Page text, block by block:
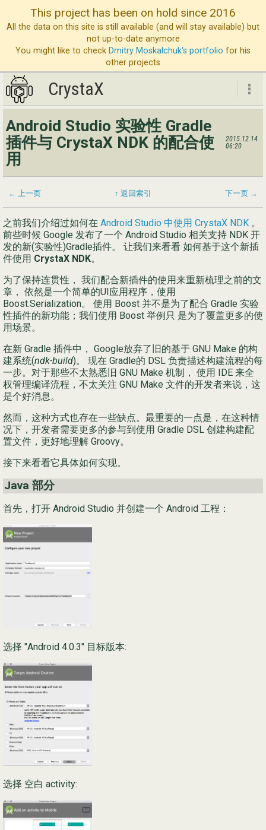
This project has been on hold since 2016
All the data on this site is still available (and will stay available) but
not up-to-date anymore
You might like to check Dmitry Moskalchuk's portfolio for his
other projects
CrystaX
服
公
简
CrystaX
Android Studio 实验性 Gradle
插件与 CrystaX NDK 的配合使
用
2015.12.14
06:20
← 上一页 ↑ 返回索引 下一页 →
之前我们介绍过如何在 Android Studio 中使用 CrystaX NDK 。
前些时候 Google 发布了一个 Android Studio 相关支持 NDK 开
发的新(实验性)Gradle插件。 让我们来看看 如何基于这个新插
件使用 CrystaX NDK。
为了保持连贯性， 我们配合新插件的使用来重新梳理之前的文
章， 依然是一个简单的UI应用程序，使用
Boost.Serialization。 使用 Boost 并不是为了配合 Gradle 实验
性插件的新功能；我们使用 Boost 举例只 是为了覆盖更多的使
用场景。
在新 Gradle 插件中， Google放弃了旧的基于 GNU Make 的构
建系统(ndk-build)。 现在 Gradle的 DSL 负责描述构建流程的每
一步。对于那些不太熟悉旧 GNU Make 机制， 使用 IDE 来全
权管理编译流程，不太关注 GNU Make 文件的开发者来说，这
是个好消息。
然而，这种方式也存在一些缺点。最重要的一点是，在这种情
况下，开发者需要更多的参与到使用 Gradle DSL 创建构建配
置文件，更好地理解 Groovy。
接下来看看它具体如何实现。
Java 部分
首先，打开 Android Studio 并创建一个 Android 工程：
选择 "Android 4.0.3" 目标版本:
选择 空白 activity: